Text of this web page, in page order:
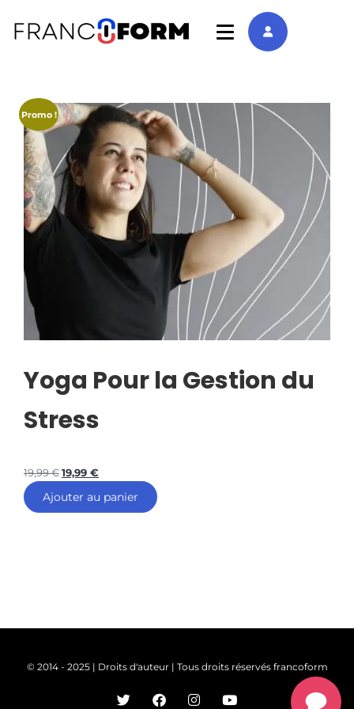
Promo !
Yoga Pour la Gestion du
Stress
19,99€19,99 €
Ajouter au panier
© 2014 - 2025 | Droits d'auteur | Tous droits réservés francoform